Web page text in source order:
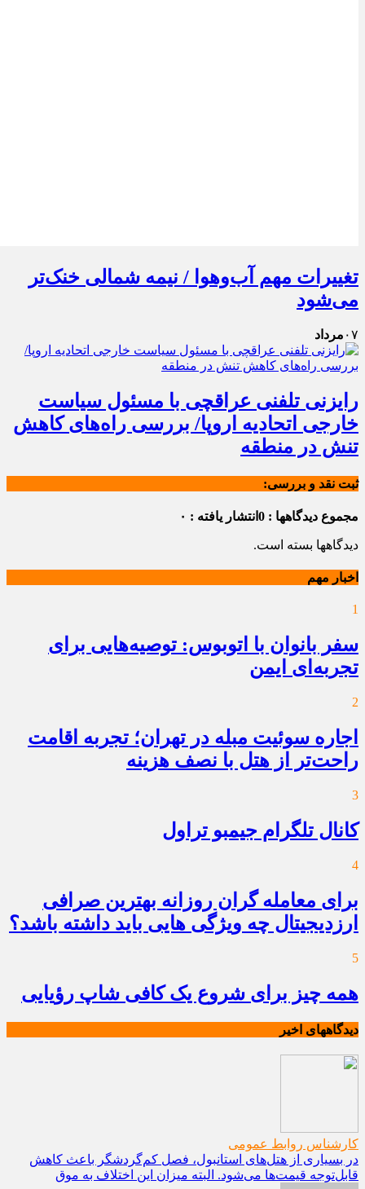
تغییرات مهم آب‌وهوا / نیمه شمالی خنک‌تر
می‌شود
۰۷ مرداد
رایزنی تلفنی عراقچی با مسئول سیاست
خارجی اتحادیه اروپا/ بررسی راه‌های کاهش
تنش در منطقه
ثبت نقد و بررسی:
مجموع دیدگاهها : 0 انتشار یافته : ۰
دیدگاهها بسته است.
اخبار مهم
1
سفر بانوان با اتوبوس: توصیه‌هایی برای
تجربه‌ای ایمن
2
اجاره سوئیت مبله در تهران؛ تجربه اقامت
راحت‌تر از هتل با نصف هزینه
3
کانال تلگرام جیمبو تراول
4
برای معامله گران روزانه بهترین صرافی
ارزدیجیتال چه ویژگی هایی باید داشته باشد؟
5
همه چیز برای شروع یک کافی شاپ رؤیایی
دیدگاههای اخیر
کارشناس روابط عمومی
در بسیاری از هتل‌های استانبول، فصل کم‌گردشگر باعث کاهش
قابل‌توجه قیمت‌ها می‌شود. البته میزان این اختلاف به موق